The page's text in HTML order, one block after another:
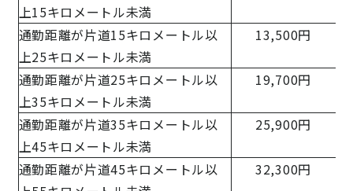
上15キロメートル未満
通勤距離が片道15キロメートル以
上25キロメートル未満
13,500円
通勤距離が片道25キロメートル以
上35キロメートル未満
19,700円
通勤距離が片道35キロメートル以
上45キロメートル未満
25,900円
通勤距離が片道45キロメートル以
32,300円